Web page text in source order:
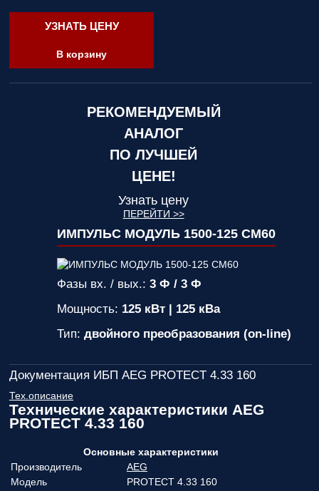
УЗНАТЬ ЦЕНУ
В корзину
РЕКОМЕНДУЕМЫЙ
АНАЛОГ
ПО ЛУЧШЕЙ
ЦЕНЕ!
Узнать цену
ПЕРЕЙТИ >>
ИМПУЛЬС МОДУЛЬ 1500-125 СМ60
Фазы вх. / вых.:3 Ф / 3 Ф
Мощность: 125 кВт | 125 кВа
Тип:двойного преобразования (on-line)
Документация ИБП AEG PROTECT 4.33 160
Тех.описание
Технические характеристики AEG
PROTECT 4.33 160
Основные характеристики
Производитель
AEG
Модель
PROTECT 4.33 160